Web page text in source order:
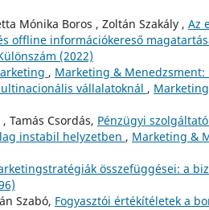
Mónika Boros , Zoltán Szakály , Az
offline információkereső
(2022)
, Marketing & Menedzsment:
vállalatoknál ,
Tamás Csordás, Pénzügyi
instabil helyzetben , Marketing &
összefüggései: a
Szabó, Fogyasztói értékítéletek a